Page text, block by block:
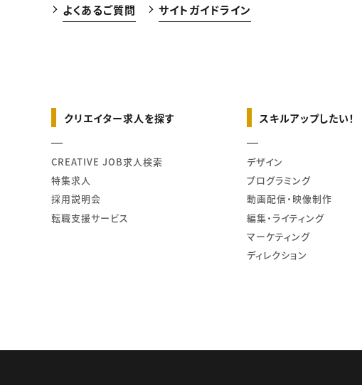
よくあるご質問 サイトガイドライン
クリエイター求人を探す
CREATIVE JOB求人検索
特集求人
採用説明会
転職支援サービス
スキルアップしたい！
デザイン
プログラミング
動画配信・映像制作
編集・ライティング
マーケティング
ディレクション